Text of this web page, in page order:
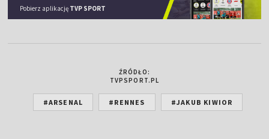
Pobierz aplikację TVP SPORT
ŹRÓDŁO:
TVPSPORT.PL
#ARSENAL #RENNES #JAKUB KIWIOR